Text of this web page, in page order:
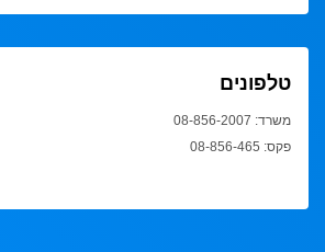
טלפונים
משרד: 08-856-2007
פקס: 08-856-465